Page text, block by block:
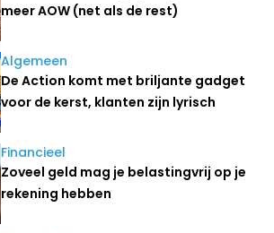
meer AOW (net als de rest)
Algemeen
De Action komt met briljante gadget
voor de kerst, klanten zijn lyrisch
Financieel
Zoveel geld mag je belastingvrij op je
rekening hebben